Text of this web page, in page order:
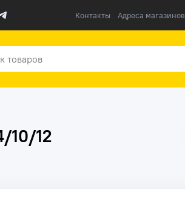
Контакты Адреса магазинов
10/12